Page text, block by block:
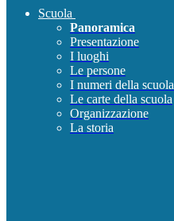
Scuola
Panoramica
Presentazione
I luoghi
Le persone
I numeri della scuola
Le carte della scuola
Organizzazione
La storia